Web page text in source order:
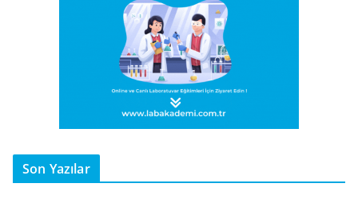
Son Yazılar